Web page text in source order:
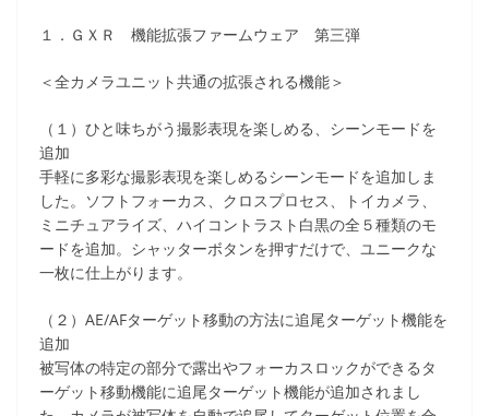
１．ＧＸＲ 機能拡張ファームウェア 第三弾
＜全カメラユニット共通の拡張される機能＞
（１）ひと味ちがう撮影表現を楽しめる、シーンモードを
追加
手軽に多彩な撮影表現を楽しめるシーンモードを追加しま
した。ソフトフォーカス、クロスプロセス、トイカメラ、
ミニチュアライズ、ハイコントラスト白黒の全５種類のモ
ードを追加。シャッターボタンを押すだけで、ユニークな
一枚に仕上がります。
（２）AE/AFターゲット移動の方法に追尾ターゲット機能を
追加
被写体の特定の部分で露出やフォーカスロックができるタ
ーゲット移動機能に追尾ターゲット機能が追加されまし